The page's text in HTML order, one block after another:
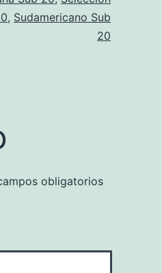
, Sudamericano Sub
20
obligatorios